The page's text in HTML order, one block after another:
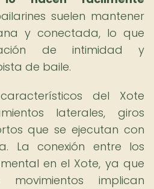
suelen mantener
y conectada, lo que
de intimidad y
de baile.
del Xote
laterales, giros
que se ejecutan con
La conexión entre los
en el Xote, ya que
implican